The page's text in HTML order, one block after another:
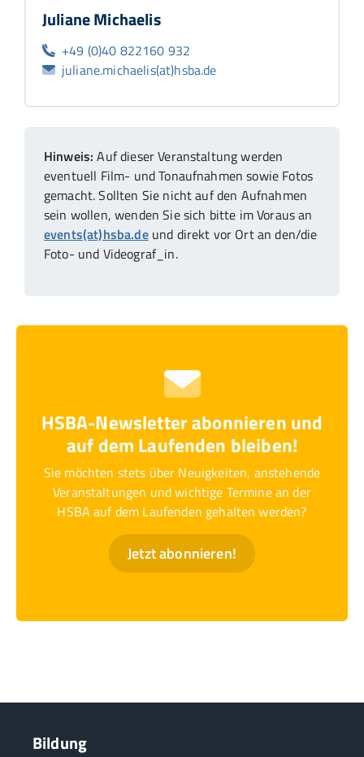
Juliane Michaelis
+49 (0)40 822160 932
juliane.michaelis(at)hsba.de
Hinweis: Auf dieser Veranstaltung werden
eventuell Film- und Tonaufnahmen sowie Fotos
gemacht. Sollten Sie nicht auf den Aufnahmen
sein wollen, wenden Sie sich bitte im Voraus an
events(at)hsba.deund direkt vor Ort an den/die
Foto- und Videograf_in.
HSBA-Newsletter abonnieren und
auf dem Laufenden bleiben!
Sie möchten stets über Neuigkeiten, anstehende
Veranstaltungen und wichtige Termine an der
HSBA auf dem Laufenden gehalten werden?
Jetzt abonnieren!
Bildung